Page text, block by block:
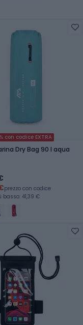
con codice EXTRA
Dry Bag 90 l aqua
prezzo con codice
basso: 41,39 €